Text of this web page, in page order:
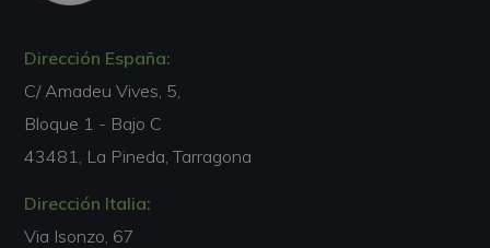
Dirección España:
C/ Amadeu Vives, 5,
Bloque 1 - Bajo C
43481, La Pineda, Tarragona
Dirección Italia:
Via Isonzo, 67